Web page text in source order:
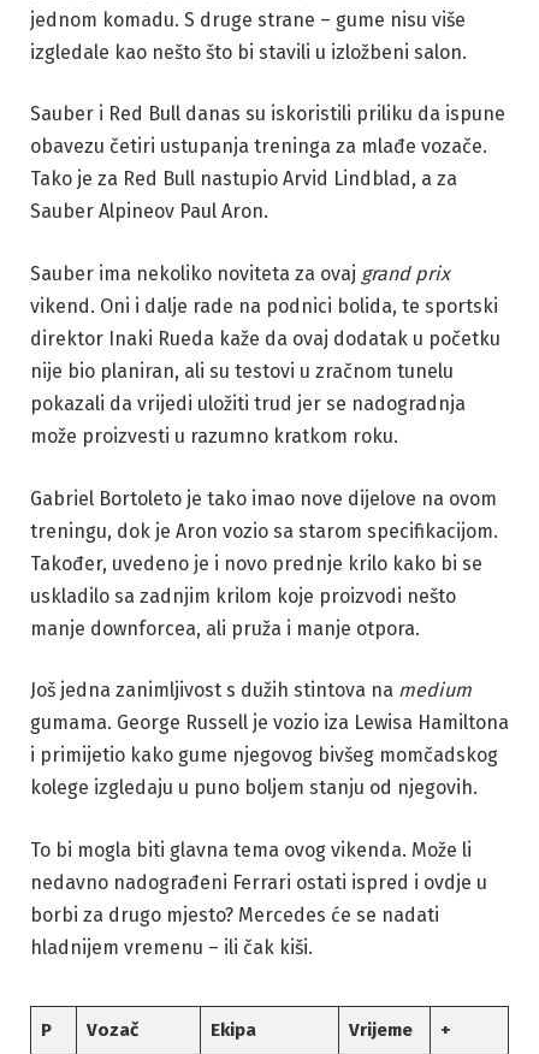
jednom komadu. S druge strane – gume nisu više
izgledale kao nešto što bi stavili u izložbeni salon.
Sauber i Red Bull danas su iskoristili priliku da ispune
obavezu četiri ustupanja treninga za mlađe vozače.
Tako je za Red Bull nastupio Arvid Lindblad, a za
Sauber Alpineov Paul Aron.
Sauber ima nekoliko noviteta za ovaj grand prix
vikend. Oni i dalje rade na podnici bolida, te sportski
direktor Inaki Rueda kaže da ovaj dodatak u početku
nije bio planiran, ali su testovi u zračnom tunelu
pokazali da vrijedi uložiti trud jer se nadogradnja
može proizvesti u razumno kratkom roku.
Gabriel Bortoleto je tako imao nove dijelove na ovom
treningu, dok je Aron vozio sa starom specifikacijom.
Također, uvedeno je i novo prednje krilo kako bi se
uskladilo sa zadnjim krilom koje proizvodi nešto
manje downforcea, ali pruža i manje otpora.
Još jedna zanimljivost s dužih stintova na medium
gumama. George Russell je vozio iza Lewisa Hamiltona
i primijetio kako gume njegovog bivšeg momčadskog
kolege izgledaju u puno boljem stanju od njegovih.
To bi mogla biti glavna tema ovog vikenda. Može li
nedavno nadograđeni Ferrari ostati ispred i ovdje u
borbi za drugo mjesto? Mercedes će se nadati
hladnijem vremenu – ili čak kiši.
P Vozač Ekipa Vrijeme +